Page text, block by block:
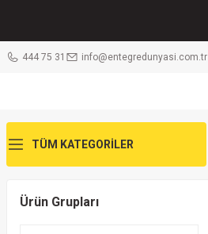
444 75 31 info@entegredunyasi.com.tr
TÜM KATEGORİLER
Ürün Grupları